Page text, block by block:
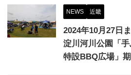
NEWS 近畿
2024年10月27日
淀川河川公園「
特設BBQ広場」